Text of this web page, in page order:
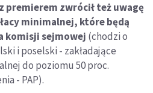
premierem zwrócił też uwagę
minimalnej, które będą
komisji sejmowej (chodzi o
i poselski - zakładające
do poziomu 50 proc.
- PAP).